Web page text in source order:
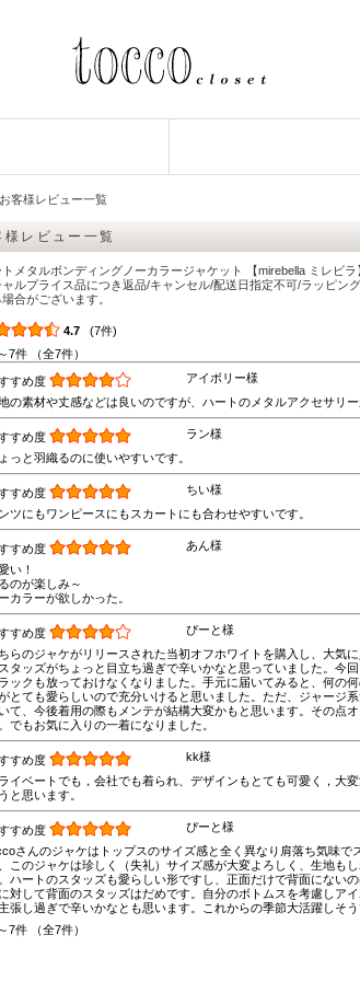
客様レビュー一覧
様レビュー一覧
メタルボンディングノーカラージャケット 【mirebella ミレビ
ャルプライス品につき返品/キャンセル/配送日指定不可/ラッピン
合がございます。
4.7 (7件)
7件 （全7件）
すめ度 アイボリー様
の素材や丈感などは良いのですが、ハートのメタルアクセサリー
すめ度 ラン様
っと羽織るのに使いやすいです。
すめ度 ちい様
ツにもワンピースにもスカートにも合わせやすいです。
すめ度 あん様
い！
のが楽しみ～
カラーが欲しかった。
すめ度 ぴーと様
らのジャケがリリースされた当初オフホワイトを購入し、大気
スタッズがちょっと目立ち過ぎで辛いかなと思っていました。今
ックも放っておけなくなりました。手元に届いてみると、何の
とても愛らしいので充分いけると思いました。ただ、ジャージ
て、今後着用の際もメンテが結構大変かもと思います。その点
でもお気に入りの一着になりました。
すめ度 kk様
イベートでも，会社でも着られ、デザインもとても可愛く，大
と思います。
すめ度 ぴーと様
さんのジャケはトップスのサイズ感と全く異なり肩落ち気味
このジャケは珍しく（失礼）サイズ感が大変よろしく、生地も
ハートのスタッズも愛らしい形ですし、正面だけで背面にない
対して背面のスタッズはだめです。自分のボトムスを考慮しア
張し過ぎで辛いかなとも思います。これからの季節大活躍しそう
7件 （全7件）